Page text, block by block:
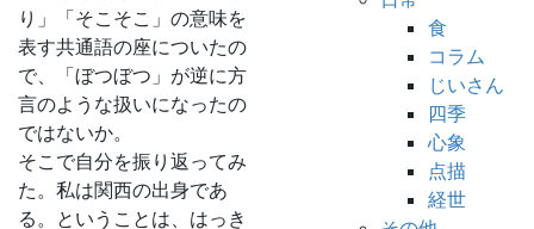
り」「そこそこ」の意味を
表す共通語の座についたの
で、「ぼつぼつ」が逆に方
言のような扱いになったの
ではないか。
そこで自分を振り返ってみ
た。私は関西の出身であ
る。ということは、はっき
食
コラム
じいさん
四季
心象
点描
経世